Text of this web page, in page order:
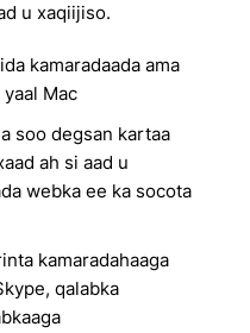
u xaqiijiso.
kamaradaada ama
Mac
soo degsan kartaa
ah si aad u
webka ee ka socota
kamaradahaaga
qalabka